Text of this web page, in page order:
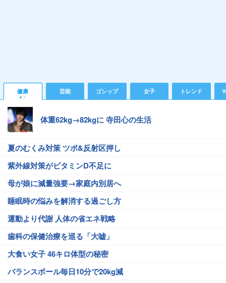
健康 芸能 ゴシップ 女子 トレンド
体重62kg→82kgに 寺田心の生活
夏のむくみ対策 ツボ&反射区押し
紫外線対策がビタミンD不足に
母が娘に減量強要→家庭内別居へ
睡眠時の悩みを解消する過ごし方
運動より代謝 人体の省エネ戦略
歯科の保健治療を巡る「大嘘」
大食い女子 46キロ体型の秘密
バランスボール毎日10分で20kg減